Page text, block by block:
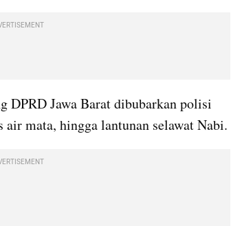
DPRD Jawa Barat dibubarkan polisi
air mata, hingga lantunan selawat Nabi.